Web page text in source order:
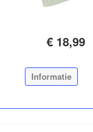
€ 18,99
Informatie